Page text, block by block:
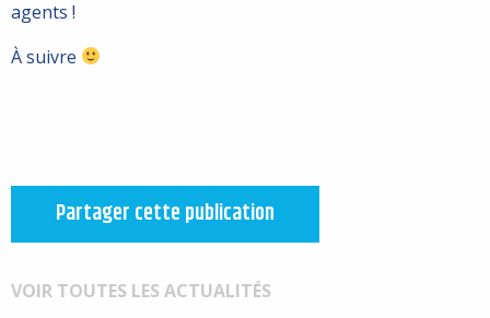
agents !
À suivre
Partager cette publication
VOIR TOUTES LES ACTUALITÉS